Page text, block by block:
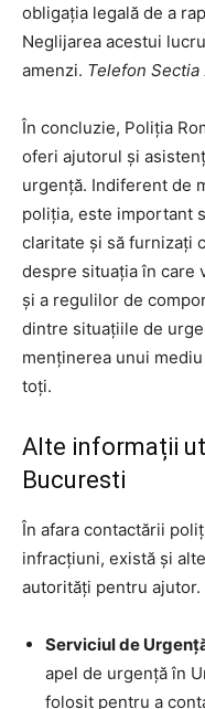
obligația legală de a
Neglijarea acestui
amenzi. Telefon
În concluzie, Poliția
oferi ajutorul și
urgență. Indiferent de
poliția, este important
claritate și să furnizați
despre situația în care
și a regulilor de
dintre situațiile de
menținerea unui
toți.
Alte informații
Bucuresti
În afara contactării
infracțiuni, există și
autorități pentru ajutor.
Serviciul de
apel de urgență în
folosit pentru a